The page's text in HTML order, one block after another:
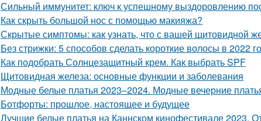
Сильный иммунитет: ключ к успешному выздоровлению
Как скрыть большой нос с помощью макияжа?
Скрытые симптомы: как узнать, что с вашей щитовидной
Без стрижки: 5 способов сделать короткие волосы в 2022
Как подобрать Солнцезащитный крем. Как выбрать SPF
Щитовидная железа: основные функции и заболевания
Модные белые платья 2023–2024. Модные вечерние
Ботфорты: прошлое, настоящее и будущее
Лучшие белые платья на Каннском кинофестивале 2023.